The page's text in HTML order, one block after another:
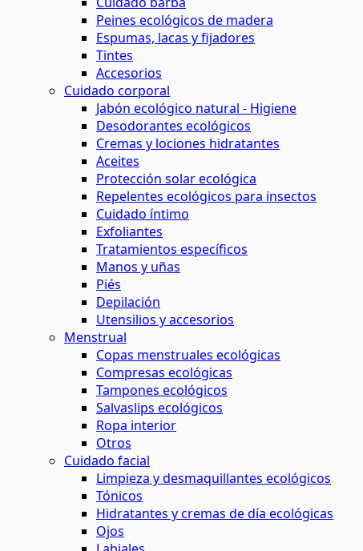
Peines ecológicos de madera
Espumas, lacas y fijadores
Tintes
Accesorios
Cuidado corporal
Jabón ecológico natural - Higiene
Desodorantes ecológicos
Cremas y lociones hidratantes
Aceites
Protección solar ecológica
Repelentes ecológicos para insectos
Cuidado íntimo
Exfoliantes
Tratamientos específicos
Manos y uñas
Piés
Depilación
Utensilios y accesorios
Menstrual
Copas menstruales ecológicas
Compresas ecológicas
Tampones ecológicos
Salvaslips ecológicos
Ropa interior
Otros
Cuidado facial
Limpieza y desmaquillantes ecológicos
Tónicos
Hidratantes y cremas de día ecológicas
Ojos